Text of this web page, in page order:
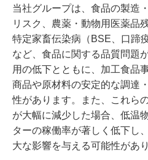
当社グループは、食品の製造
リスク、農薬・動物用医薬品
特定家畜伝染病（BSE、口蹄
など、食品に関する品質問題
用の低下とともに、加工食品
商品や原材料の安定的な調達
性があります。また、これら
が大幅に減少した場合、低温
ターの稼働率が著しく低下し
大な影響を与える可能性があり